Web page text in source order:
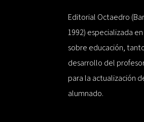
Editorial Octaedro
1992) especializada
sobre educación,
desarrollo del
para la actualización
alumnado.